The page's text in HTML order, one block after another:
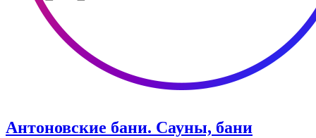
Антоновские бани. Сауны, бани